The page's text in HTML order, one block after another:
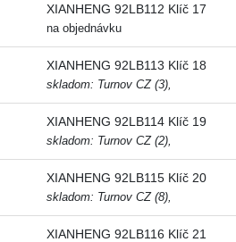
XIANHENG 92LB112 Klíč 17
na objednávku
XIANHENG 92LB113 Klíč 18
skladom: Turnov CZ (3),
XIANHENG 92LB114 Klíč 19
skladom: Turnov CZ (2),
XIANHENG 92LB115 Klíč 20
skladom: Turnov CZ (8),
XIANHENG 92LB116 Klíč 21